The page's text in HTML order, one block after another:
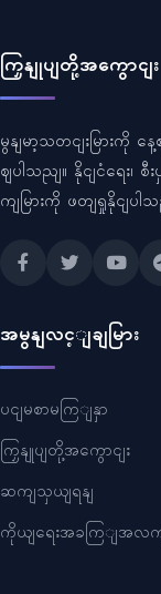
ကြှနျုပျတို့အကွောငျး
မွနျမာ့သတငျးမြားကို
ဈပါသညျ။ နိုငျငံရေး၊
ကျမြားကို ဖတျရှုနိုငျပါသ
အမွနျလင့ျချမြား
ပငျမစာမကြျနှာ
ကြှနျုပျတို့အကွောငျး
ဆကျသှယျရနျ
ကိုယျရေးအခကြျအလက